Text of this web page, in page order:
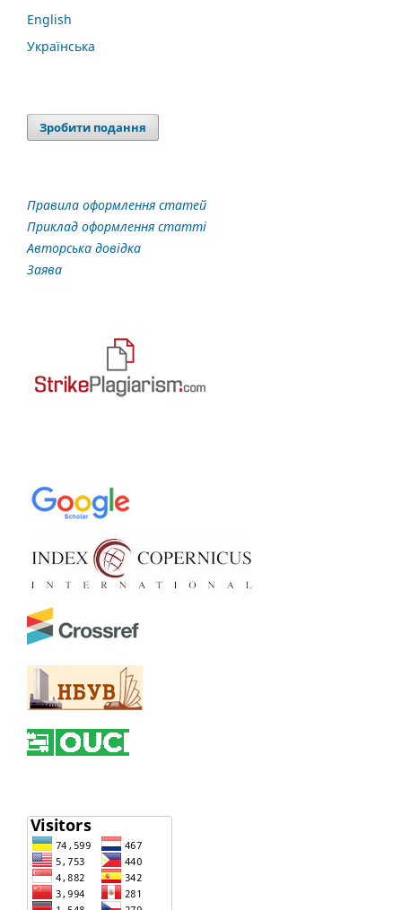
English
Українська
Зробити подання
Правила оформлення статей
Приклад оформлення статті
Авторська довідка
Заява